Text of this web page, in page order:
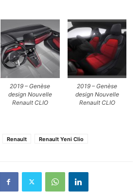
2019 – Genèse
design Nouvelle
Renault CLIO
2019 – Genèse
design Nouvelle
Renault CLIO
Renault Renault Yeni Clio